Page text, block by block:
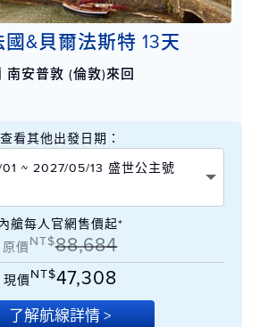
&貝爾法斯特 13天
南安普敦 (倫敦)來回
查看其他出發日期：
~ 2027/05/13 盛世公主號
艙每人官網售價起*
原價NT$88,684
現價NT$47,308
了解航線詳情 >